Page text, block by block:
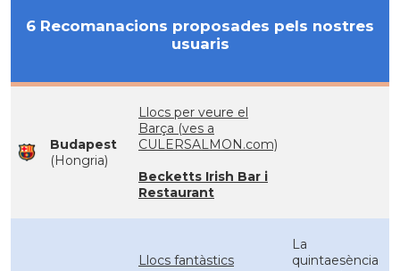
6 Recomanacions proposades pels nostres
usuaris
Budapest
(Hongria)
Llocs per veure el
Barça (ves a
CULERSALMON.com)
Becketts Irish Bar i
Restaurant
Llocs fantàstics
La
quintaesència